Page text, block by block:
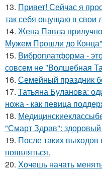
13. Привет! Сейчас я
так себя ощущаю в свои
14. Жена Павла
Мужем Прошли до
15. Виброплатформа -
совсем не "Волшебная
16. Семейный праздник
17. Татьяна Буланова:
ножа - как певица
18.
"Смарт Здрав":
19. После таких
появляться.
20. Хочешь начать